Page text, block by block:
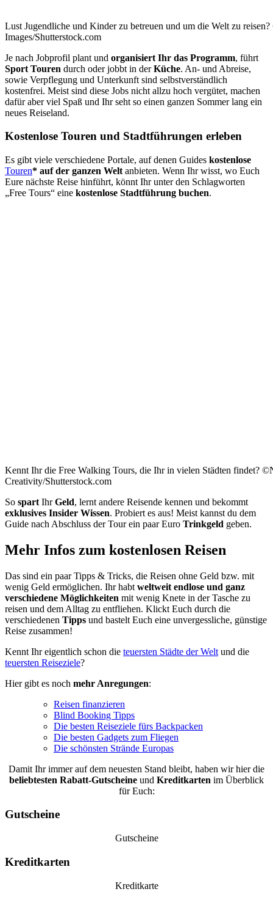
Lust Jugendliche und Kinder zu betreuen und um die Welt zu
Images/Shutterstock.com
Je nach Jobprofil plant und organisiert Ihr das Programm, führt
Sport Touren durch oder jobbt in derKüche. An- und Abreise,
sowie Verpflegung und Unterkunft sind selbstverständlich
kostenfrei. Meist sind diese Jobs nicht allzu hoch vergütet, machen
dafür aber viel Spaß und Ihr seht so einen ganzen Sommer lang ein
neues Reiseland.
Kostenlose Touren und Stadtführungen erleben
Es gibt viele verschiedene Portale, auf denen Guides kostenlose
Touren* auf der ganzen Welt anbieten. Wenn Ihr wisst, wo Euch
Eure nächste Reise hinführt, könnt Ihr unter den Schlagworten
„Free Tours“ eine kostenlose Stadtführung buchen.
Kennt Ihr die Free Walking Tours, die Ihr in vielen Städten findet?
Creativity/Shutterstock.com
So spart IhrGeld, lernt andere Reisende kennen und bekommt
exklusives Insider Wissen. Probiert es aus! Meist kannst du dem
Guide nach Abschluss der Tour ein paar Euro Trinkgeld geben.
Mehr Infos zum kostenlosen Reisen
Das sind ein paar Tipps & Tricks, die Reisen ohne Geld bzw. mit
wenig Geld ermöglichen. Ihr habt weltweit endlose und ganz
verschiedene Möglichkeiten mit wenig Knete in der Tasche zu
reisen und dem Alltag zu entfliehen. Klickt Euch durch die
verschiedenen Tipps und bastelt Euch eine unvergessliche, günstige
Reise zusammen!
Kennt Ihr eigentlich schon die teuersten Städte der Welt und die
teuersten Reiseziele?
Hier gibt es noch mehr Anregungen:
Reisen finanzieren
Blind Booking Tipps
Die besten Reiseziele fürs Backpacken
Die besten Gadgets zum Fliegen
Die schönsten Strände Europas
Damit Ihr immer auf dem neuesten Stand bleibt, haben wir hier die
beliebtesten Rabatt-Gutscheine und Kreditkarten im Überblick
für Euch:
Gutscheine
Gutscheine
Kreditkarten
Kreditkarte